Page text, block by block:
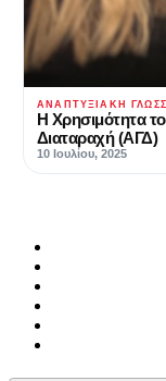
ΑΝΑΠΤΥΞΙΑΚΉ
Η Χρησιμότητα
Διαταραχή (ΑΓΔ)
10 Ιουλίου, 2025